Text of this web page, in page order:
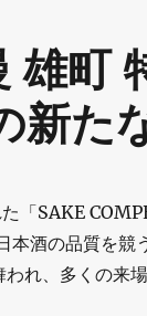
雄町
新た
「SAKE
本酒の品質を競
れ、多くの来